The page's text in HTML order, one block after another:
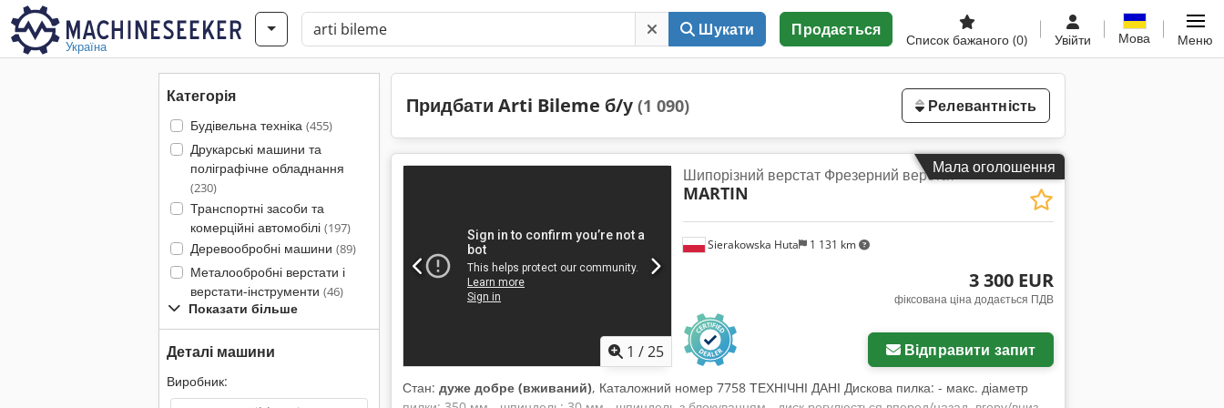
Україна
Шукати Продається
Список бажаного (0) Увійти Мова Меню
Категорія
Будівельна техніка (455)
Друкарські машини та
поліграфічне обладнання
(230)
Транспортні засоби та
комерційні автомобілі (197)
Деревообробні машини (89)
Металообробні верстати і
верстати-інструменти (46)
Показати більше
Деталі машини
Виробник:
Придбати Arti Bileme б/у (1 090) Релевантність
Мала оголошення
1 /25
Sierakowska Huta 1 131 km
Шипорізний верстат Фрезерний верстат
MARTIN
3 300 EUR
фіксована ціна додається ПДВ
Відправити запит
Стан: дуже добре (вживаний), Каталожний номер 7758 ТЕХНІЧНІ ДАНІ Дискова пилка: - макс. діаметр